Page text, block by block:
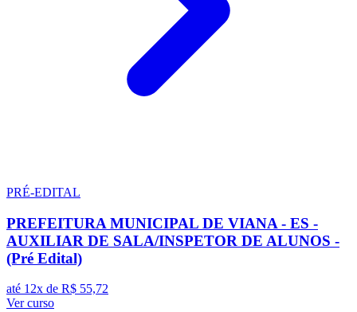
PRÉ-EDITAL
PREFEITURA MUNICIPAL DE VIANA - ES -
AUXILIAR DE SALA/INSPETOR DE ALUNOS -
(Pré Edital)
até 12x de R$ 55,72
Ver curso